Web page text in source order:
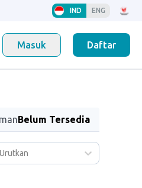
IND ENG
Masuk Daftar
Belum Tersedia
Urutkan